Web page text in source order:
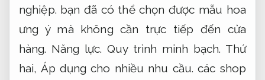
nghiệp. bạn đã có thể chọn được mẫu hoa
ưng ý mà không cần trực tiếp đến cửa
hàng. Năng lực. Quy trình minh bạch. Thứ
hai, Áp dụng cho nhiều nhu cầu. các shop